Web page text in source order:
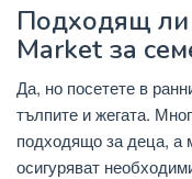
Подходящ ли
Market за
Да, но посетете в
тълпите и жегата.
подходящо за деца, а
осигуряват